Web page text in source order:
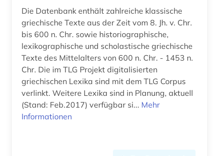
aleksandr n. (1)
alemannisch (1)
alexander von humboldt (3)
alexandr s. (1)
alf laila wa-laila (2)
alfred (1)
Die Datenbank enthält zahlreiche klassische
griechische Texte aus der Zeit vom 8. Jh. v. Chr.
bis 600 n. Chr. sowie historiographische,
lexikographische und scholastische griechische
Texte des Mittelalters von 600 n. Chr. - 1453 n.
Chr. Die im TLG Projekt digitalisierten
griechischen Lexika sind mit dem TLG Corpus
verlinkt. Weitere Lexika sind in Planung, aktuell
(Stand: Feb.2017) verfügbar si... Mehr
Informationen